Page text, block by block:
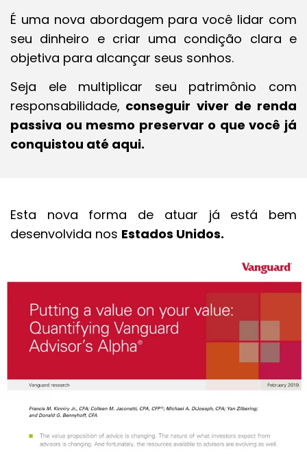
É uma nova abordagem para você lidar com
seu dinheiro e criar uma condição clara e
objetiva para alcançar seus sonhos.
Seja ele multiplicar seu patrimônio com
responsabilidade, conseguir viver de renda
passiva ou mesmo preservar o que você já
conquistou até aqui.
Esta nova forma de atuar já está bem
desenvolvida nos Estados Unidos.